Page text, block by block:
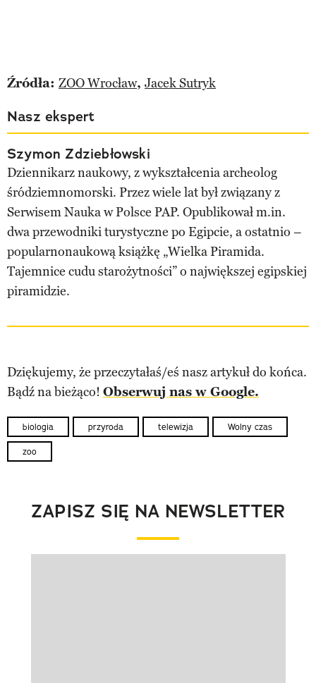
Źródła: ZOO Wrocław, Jacek Sutryk
Nasz ekspert
Szymon Zdziebłowski
Dziennikarz naukowy, z wykształcenia archeolog
śródziemnomorski. Przez wiele lat był związany z
Serwisem Nauka w Polsce PAP. Opublikował m.in.
dwa przewodniki turystyczne po Egipcie, a ostatnio –
popularnonaukową książkę „Wielka Piramida.
Tajemnice cudu starożytności” o największej egipskiej
piramidzie.
Dziękujemy, że przeczytałaś/eś nasz artykuł do końca.
Bądź na bieżąco! Obserwuj nas w Google.
biologia przyroda telewizja Wolny czas
zoo
ZAPISZ SIĘ NA NEWSLETTER